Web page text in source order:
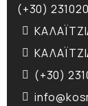
(+30)
(+30)